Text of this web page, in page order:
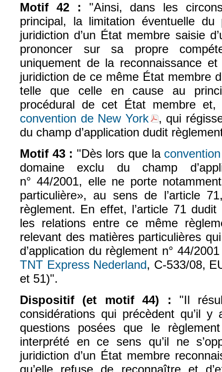
Motif 42 : "Ainsi, dans les
principal, la limitation éventuelle
juridiction d’un État membre saisie
prononcer sur sa propre
uniquement de la reconnaissance
juridiction de ce même État membre
telle que celle en cause au
procédural de cet État membre
convention de New York(le lien est externe)
, qui
du champ d’application dudit
Motif 43 : "Dès lors que la
domaine exclu du champ
n° 44/2001, elle ne porte
particulière», au sens de l’article
règlement. En effet, l’article 71
les relations entre ce même
relevant des matières particulières
d’application du règlement n° 44/
TNT Express Nederland, C‑533/08,
et 51)".
Dispositif (et motif 44) : "Il
considérations qui précèdent qu’il
questions posées que le
interprété en ce sens qu’il ne
juridiction d’un État membre
qu’elle refuse de reconnaître et